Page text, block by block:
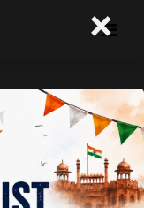
प्रसंस्करण
×